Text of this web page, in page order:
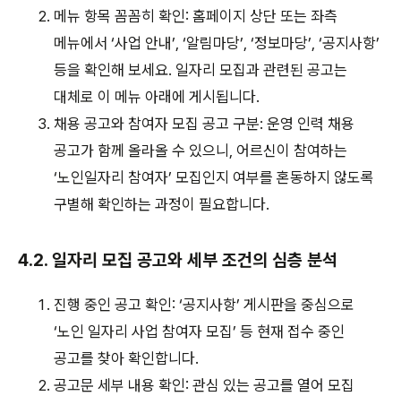
메뉴 항목 꼼꼼히 확인: 홈페이지 상단 또는 좌측
메뉴에서 ‘사업 안내’, ‘알림마당’, ‘정보마당’, ‘공지사항’
등을 확인해 보세요. 일자리 모집과 관련된 공고는
대체로 이 메뉴 아래에 게시됩니다.
채용 공고와 참여자 모집 공고 구분: 운영 인력 채용
공고가 함께 올라올 수 있으니, 어르신이 참여하는
‘노인일자리 참여자’ 모집인지 여부를 혼동하지 않도록
구별해 확인하는 과정이 필요합니다.
4.2. 일자리 모집 공고와 세부 조건의 심층 분석
진행 중인 공고 확인: ‘공지사항’ 게시판을 중심으로
‘노인 일자리 사업 참여자 모집’ 등 현재 접수 중인
공고를 찾아 확인합니다.
공고문 세부 내용 확인: 관심 있는 공고를 열어 모집